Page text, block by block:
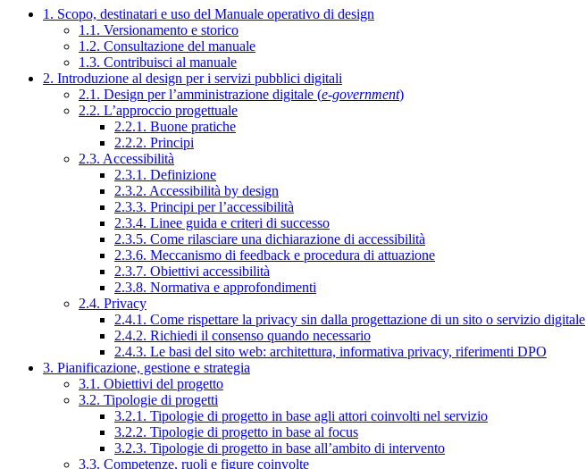
1. Scopo, destinatari e uso del Manuale operativo di design
1.1. Versionamento e storico
1.2. Consultazione del manuale
1.3. Contribuisci al manuale
2. Introduzione al design per i servizi pubblici digitali
2.1. Design per l’amministrazione digitale (e-government)
2.2. L’approccio progettuale
2.2.1. Buone pratiche
2.2.2. Principi
2.3. Accessibilità
2.3.1. Definizione
2.3.2. Accessibilità by design
2.3.3. Principi per l’accessibilità
2.3.4. Linee guida e criteri di successo
2.3.5. Come rilasciare una dichiarazione di accessibilità
2.3.6. Meccanismo di feedback e procedura di attuazione
2.3.7. Obiettivi accessibilità
2.3.8. Normativa e approfondimenti
2.4. Privacy
2.4.1. Come rispettare la privacy sin dalla progettazione di un sito o servizio digitale
2.4.2. Richiedi il consenso quando necessario
2.4.3. Le basi del sito web: architettura, informativa privacy, riferimenti DPO
3. Pianificazione, gestione e strategia
3.1. Obiettivi del progetto
3.2. Tipologie di progetti
3.2.1. Tipologie di progetto in base agli attori coinvolti nel servizio
3.2.2. Tipologie di progetto in base al focus
3.2.3. Tipologie di progetto in base all’ambito di intervento
3.3. Competenze, ruoli e figure coinvolte